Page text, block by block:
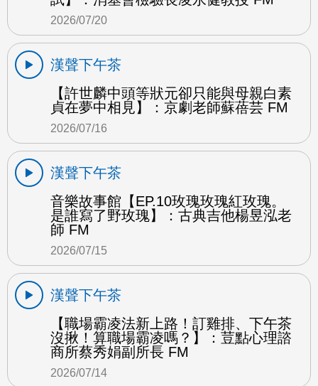
2026/07/20
漢聲下午茶
【許世麟中頭等狀元卻只能與母親白素
貞在夢中相見】：京劇老師蘇蓓芸 FM
2026/07/16
漢聲下午茶
音樂故事館【EP.10玫瑰玫瑰紅玫瑰。
是誰寫了野玫瑰】：古典吉他楊昱泓老
師 FM
2026/07/15
漢聲下午茶
【職場霸凌法新上路！訂雞排、下午茶
沒揪！算職場霸凌嗎？】：荳點心理諮
商所蔡秀娟副所長 FM
2026/07/14